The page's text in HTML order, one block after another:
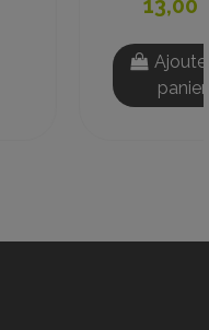
Ajouter au